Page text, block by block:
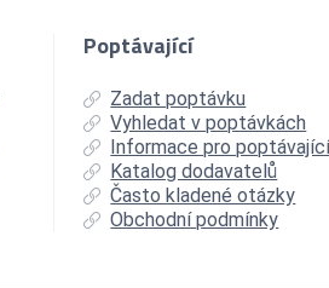
Poptávající
Zadat poptávku
Vyhledat v poptávkách
Informace pro
Katalog dodavatelů
Často kladené otázky
Obchodní podmínky